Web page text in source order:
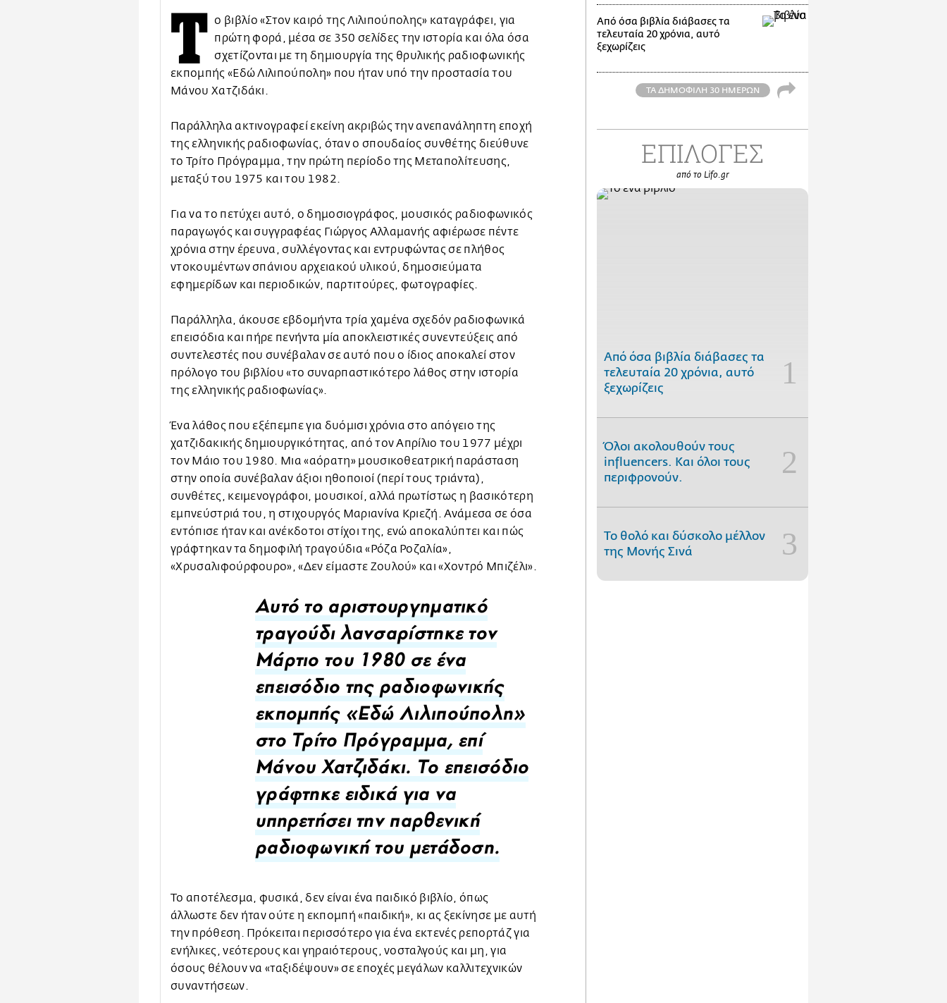
Τ ο βιβλίο «Στον καιρό της Λιλιπούπολης» καταγράφει, για
πρώτη φορά, μέσα σε 350 σελίδες την ιστορία και όλα όσα
σχετίζονται με τη δημιουργία της θρυλικής ραδιοφωνικής
εκπομπής «Εδώ Λιλιπούπολη» που ήταν υπό την προστασία του
Μάνου Χατζιδάκι.
Παράλληλα ακτινογραφεί εκείνη ακριβώς την ανεπανάληπτη εποχή
της ελληνικής ραδιοφωνίας, όταν ο σπουδαίος συνθέτης διεύθυνε
το Τρίτο Πρόγραμμα, την πρώτη περίοδο της Μεταπολίτευσης,
μεταξύ του 1975 και του 1982.
Για να το πετύχει αυτό, ο δημοσιογράφος, μουσικός ραδιοφωνικός
παραγωγός και συγγραφέας Γιώργος Αλλαμανής αφιέρωσε πέντε
χρόνια στην έρευνα, συλλέγοντας και εντρυφώντας σε πλήθος
ντοκουμέντων σπάνιου αρχειακού υλικού, δημοσιεύματα
εφημερίδων και περιοδικών, παρτιτούρες, φωτογραφίες.
Παράλληλα, άκουσε εβδομήντα τρία χαμένα σχεδόν ραδιοφωνικά
επεισόδια και πήρε πενήντα μία αποκλειστικές συνεντεύξεις από
συντελεστές που συνέβαλαν σε αυτό που ο ίδιος αποκαλεί στον
πρόλογο του βιβλίου «το συναρπαστικότερο λάθος στην ιστορία
της ελληνικής ραδιοφωνίας».
Ένα λάθος που εξέπεμπε για δυόμισι χρόνια στο απόγειο της
χατζιδακικής δημιουργικότητας, από τον Απρίλιο του 1977 μέχρι
τον Μάιο του 1980. Μια «αόρατη» μουσικοθεατρική παράσταση
στην οποία συνέβαλαν άξιοι ηθοποιοί (περί τους τριάντα),
συνθέτες, κειμενογράφοι, μουσικοί, αλλά πρωτίστως η βασικότερη
εμπνεύστριά του, η στιχουργός Μαριανίνα Κριεζή. Ανάμεσα σε όσα
εντόπισε ήταν και ανέκδοτοι στίχοι της, ενώ αποκαλύπτει και πώς
γράφτηκαν τα δημοφιλή τραγούδια «Ρόζα Ροζαλία»,
«Χρυσαλιφούρφουρο», «Δεν είμαστε Ζουλού» και «Χοντρό Μπιζέλι».
Αυτό το αριστουργηματικό
τραγούδι λανσαρίστηκε τον
Μάρτιο του 1980 σε ένα
επεισόδιο της ραδιοφωνικής
εκπομπής «Εδώ Λιλιπούπολη»
στο Τρίτο Πρόγραμμα, επί
Μάνου Χατζιδάκι. Το επεισόδιο
γράφτηκε ειδικά για να
υπηρετήσει την παρθενική
ραδιοφωνική του μετάδοση.
Το αποτέλεσμα, φυσικά, δεν είναι ένα παιδικό βιβλίο, όπως
άλλωστε δεν ήταν ούτε η εκπομπή «παιδική», κι ας ξεκίνησε με αυτή
την πρόθεση. Πρόκειται περισσότερο για ένα εκτενές ρεπορτάζ για
ενήλικες, νεότερους και γηραιότερους, νοσταλγούς και μη, για
όσους θέλουν να «ταξιδέψουν» σε εποχές μεγάλων καλλιτεχνικών
συναντήσεων.
Από όσα βιβλία διάβασες τα
τελευταία 20 χρόνια, αυτό
ξεχωρίζεις
ΤΑ ΔΗΜΟΦΙΛΗ 30 ΗΜΕΡΩΝ
ΕΠΙΛΟΓΕΣ
από το Lifo.gr
Από όσα βιβλία διάβασες τα
τελευταία 20 χρόνια, αυτό
ξεχωρίζεις
Όλοι ακολουθούν τους
influencers. Και όλοι τους
περιφρονούν.
Το θολό και δύσκολο μέλλον
της Μονής Σινά